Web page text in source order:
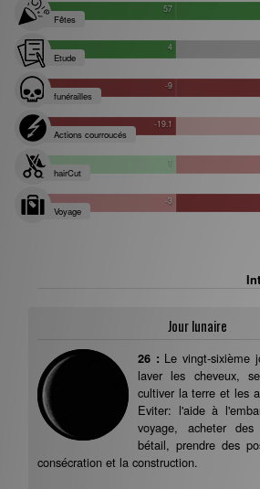
Fêtes
57
Etude
4
funérailles
-9
Actions courroucés
-19.1
hairCut
1
Voyage
-3
Jour lunaire
26 : Le vingt-sixième
laver les cheveux,
cultiver la terre et les
Eviter: l'aide à
voyage, acheter
bétail, prendre des
consécration et la construction.